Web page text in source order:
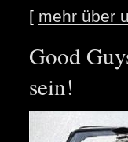
[ mehr über
Good
sein!